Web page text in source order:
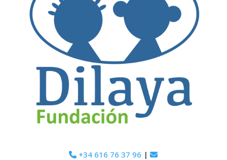
+34 616 76 37 96 |